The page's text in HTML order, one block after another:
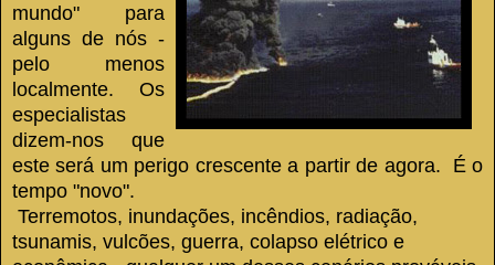
mundo" para
alguns de nós -
pelo menos
localmente.
Os
especialistas
dizem-nos que
este será um perigo crescente a partir de agora.
É o
tempo "novo".
Terremotos, inundações, incêndios, radiação,
tsunamis, vulcões, guerra, colapso elétrico e